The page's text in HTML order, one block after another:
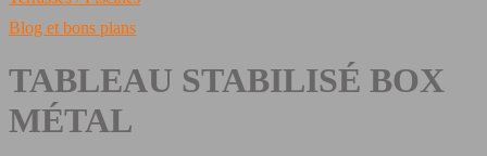
Blog et bons plans
TABLEAU STABILISÉ BOX
MÉTAL